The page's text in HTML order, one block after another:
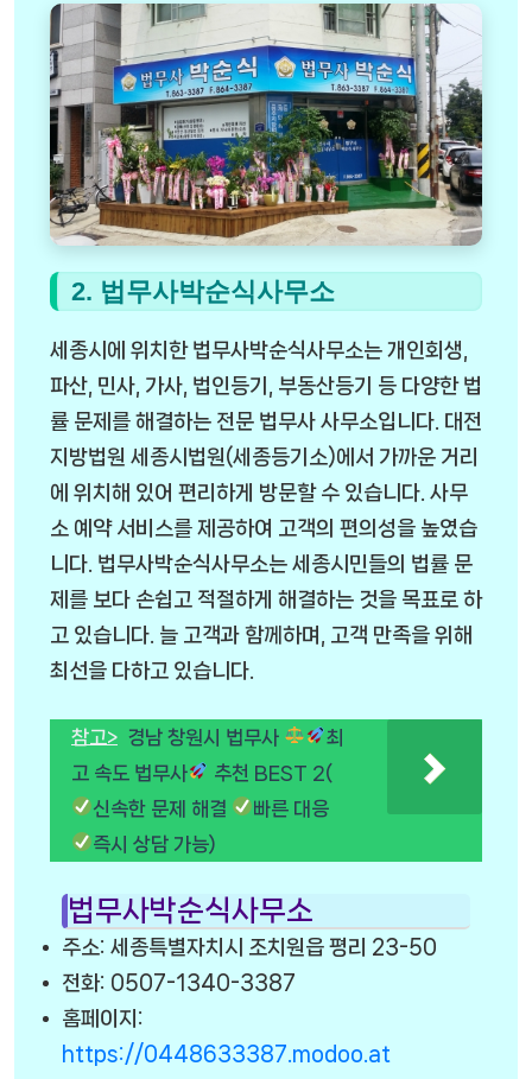
2. 법무사박순식사무소
세종시에 위치한 법무사박순식사무소는 개인회생,
파산, 민사, 가사, 법인등기, 부동산등기 등 다양한 법
률 문제를 해결하는 전문 법무사 사무소입니다. 대전
지방법원 세종시법원(세종등기소)에서 가까운 거리
에 위치해 있어 편리하게 방문할 수 있습니다. 사무
소 예약 서비스를 제공하여 고객의 편의성을 높였습
니다. 법무사박순식사무소는 세종시민들의 법률 문
제를 보다 손쉽고 적절하게 해결하는 것을 목표로 하
고 있습니다. 늘 고객과 함께하며, 고객 만족을 위해
최선을 다하고 있습니다.
참고> 경남 창원시 법무사
최
고 속도 법무사
추천 BEST 2(
신속한 문제 해결
빠른 대응
즉시 상담 가능)
법무사박순식사무소
주소: 세종특별자치시 조치원읍 평리 23-50
전화: 0507-1340-3387
홈페이지:
https://0448633387.modoo.at